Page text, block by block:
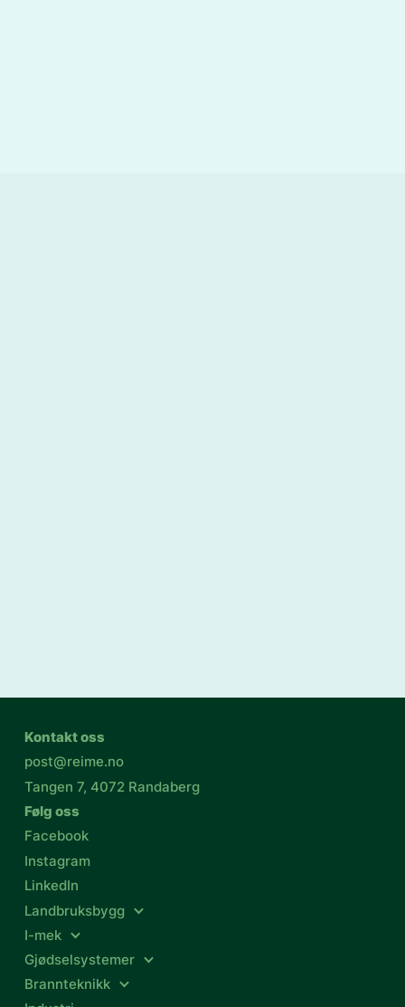
Kontakt oss
post@reime.no
Tangen 7, 4072 Randaberg
Følg oss
Facebook
Instagram
LinkedIn
Landbruksbygg
I-mek
Gjødselsystemer
Brannteknikk